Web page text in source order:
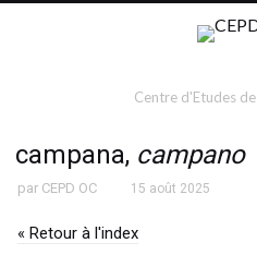
Centre d'Etudes
campana, campano
par CEPD OC 15 août 2025
« Retour à l'index